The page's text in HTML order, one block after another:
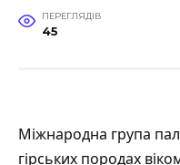
ПЕРЕГЛЯДІВ
45
Міжнародна група
гірських породах